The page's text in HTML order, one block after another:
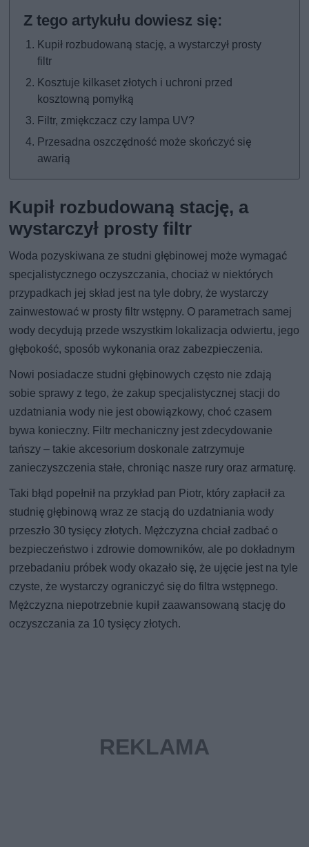
Kupił rozbudowaną stację, a wystarczył prosty
filtr
Kosztuje kilkaset złotych i uchroni przed
kosztowną pomyłką
Filtr, zmiękczacz czy lampa UV?
Przesadna oszczędność może skończyć się
awarią
Kupił rozbudowaną stację, a
wystarczył prosty filtr
Woda pozyskiwana ze studni głębinowej może wymagać
specjalistycznego oczyszczania, chociaż w niektórych
przypadkach jej skład jest na tyle dobry, że wystarczy
zainwestować w prosty filtr wstępny. O parametrach samej
wody decydują przede wszystkim lokalizacja odwiertu, jego
głębokość, sposób wykonania oraz zabezpieczenia.
Nowi posiadacze studni głębinowych często nie zdają
sobie sprawy z tego, że zakup specjalistycznej stacji do
uzdatniania wody nie jest obowiązkowy, choć czasem
bywa konieczny. Filtr mechaniczny jest zdecydowanie
tańszy – takie akcesorium doskonale zatrzymuje
zanieczyszczenia stałe, chroniąc nasze rury oraz armaturę.
Taki błąd popełnił na przykład pan Piotr, który zapłacił za
studnię głębinową wraz ze stacją do uzdatniania wody
przeszło 30 tysięcy złotych. Mężczyzna chciał zadbać o
bezpieczeństwo i zdrowie domowników, ale po dokładnym
przebadaniu próbek wody okazało się, że ujęcie jest na tyle
czyste, że wystarczy ograniczyć się do filtra wstępnego.
Mężczyzna niepotrzebnie kupił zaawansowaną stację do
oczyszczania za 10 tysięcy złotych.